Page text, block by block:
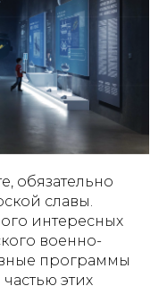
обязательно
славы.
интересных
военно-
программы
этих